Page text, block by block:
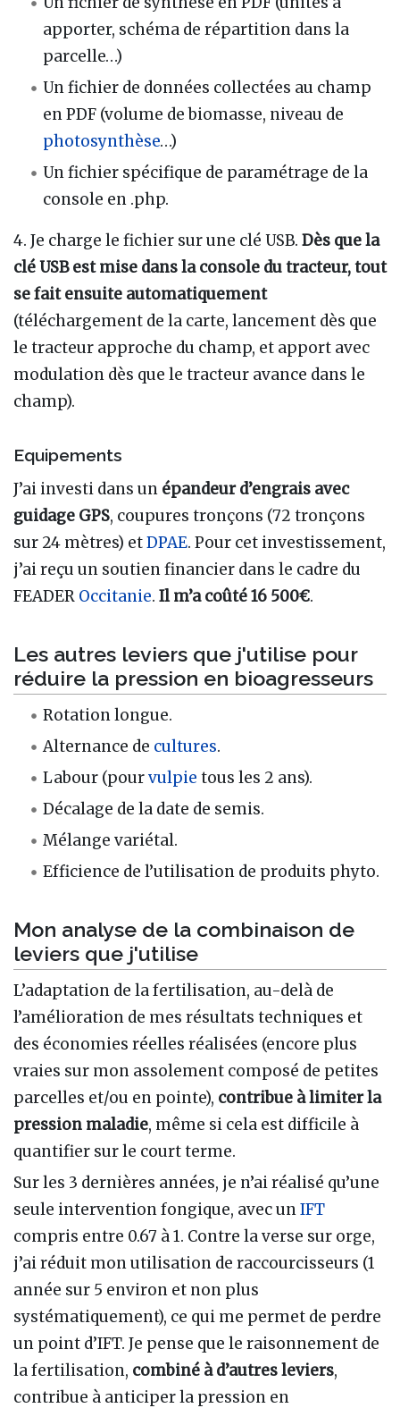
apporter, schéma de répartition dans la
parcelle…)
Un fichier de données collectées au champ
en PDF (volume de biomasse, niveau de
photosynthèse…)
Un fichier spécifique de paramétrage de la
console en .php.
4. Je charge le fichier sur une clé USB. Dès que la
clé USB est mise dans la console du tracteur, tout
se fait ensuite automatiquement
(téléchargement de la carte, lancement dès que
le tracteur approche du champ, et apport avec
modulation dès que le tracteur avance dans le
champ).
Equipements
J’ai investi dans un épandeur d’engrais avec
guidage GPS, coupures tronçons (72 tronçons
sur 24 mètres) etDPAE. Pour cet investissement,
j’ai reçu un soutien financier dans le cadre du
FEADER Occitanie. Il m’a coûté 16 500€.
Les autres leviers que j'utilise pour
réduire la pression en bioagresseurs
Rotation longue.
Alternance de cultures.
Labour (pourvulpie tous les 2 ans).
Décalage de la date de semis.
Mélange variétal.
Efficience de l’utilisation de produits phyto.
Mon analyse de la combinaison de
leviers que j'utilise
L’adaptation de la fertilisation, au-delà de
l’amélioration de mes résultats techniques et
des économies réelles réalisées (encore plus
vraies sur mon assolement composé de petites
parcelles et/ou en pointe), contribue à limiter la
pression maladie, même si cela est difficile à
quantifier sur le court terme.
Sur les 3 dernières années, je n’ai réalisé qu’une
seule intervention fongique, avec unIFT
compris entre 0.67 à 1. Contre la verse sur orge,
j’ai réduit mon utilisation de raccourcisseurs (1
année sur 5 environ et non plus
systématiquement), ce qui me permet de perdre
un point d’IFT. Je pense que le raisonnement de
la fertilisation, combiné à d’autres leviers,
contribue à anticiper la pression en